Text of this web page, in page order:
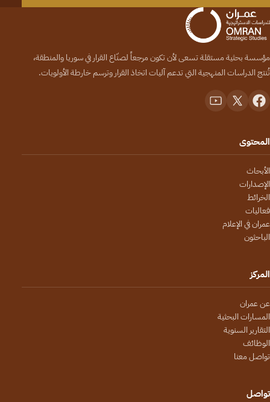
مؤسسة بحثية مستقلة تسعى لأن تكون مرجعاً لصنّاع القرار في سوريا والمنطقة،
تُنتج الدراسات المنهجية التي تدعم آليات اتخاذ القرار وترسم خارطة الأولويات.
المحتوى
الأبحاث
الإصدارات
الخرائط
فعاليات
عمران في الإعلام
الباحثون
المركز
عن عمران
المسارات البحثية
التقارير السنوية
الوظائف
تواصل معنا
تواصل